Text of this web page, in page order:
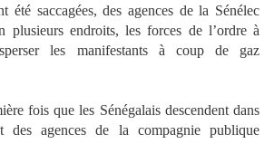
été saccagées, des agences de la Sénélec
plusieurs endroits, les forces de l’ordre à
les manifestants à coup de gaz
fois que les Sénégalais descendent dans
des agences de la compagnie publique